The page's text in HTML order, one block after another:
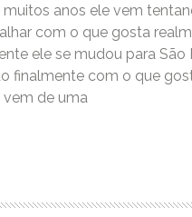
muitos anos ele vem
com o que gosta
ele se mudou para São
finalmente com o que
vem de uma